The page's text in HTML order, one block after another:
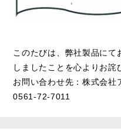
このたびは、弊社製品にて
しましたことを心よりお詫
お問い合わせ先：株式会
0561-72-7011